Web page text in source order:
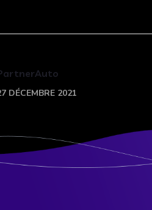
DÉCEMBRE 2021